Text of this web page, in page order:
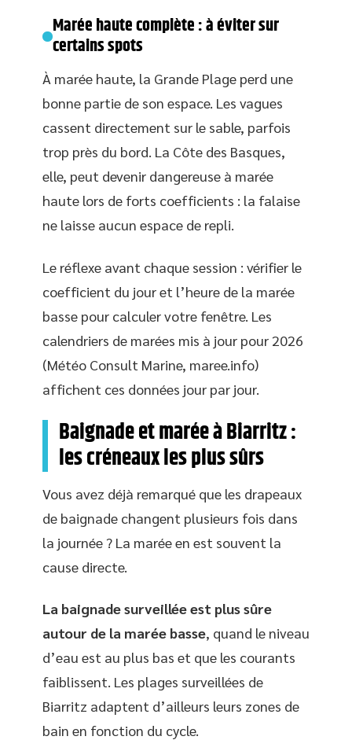
Marée haute complète : à éviter sur
certains spots
À marée haute, la Grande Plage perd une
bonne partie de son espace. Les vagues
cassent directement sur le sable, parfois
trop près du bord. La Côte des Basques,
elle, peut devenir dangereuse à marée
haute lors de forts coefficients : la falaise
ne laisse aucun espace de repli.
Le réflexe avant chaque session : vérifier le
coefficient du jour et l’heure de la marée
basse pour calculer votre fenêtre. Les
calendriers de marées mis à jour pour 2026
(Météo Consult Marine, maree.info)
affichent ces données jour par jour.
Baignade et marée à Biarritz :
les créneaux les plus sûrs
Vous avez déjà remarqué que les drapeaux
de baignade changent plusieurs fois dans
la journée ? La marée en est souvent la
cause directe.
La baignade surveillée est plus sûre
autour de la marée basse, quand le niveau
d’eau est au plus bas et que les courants
faiblissent. Les plages surveillées de
Biarritz adaptent d’ailleurs leurs zones de
bain en fonction du cycle.